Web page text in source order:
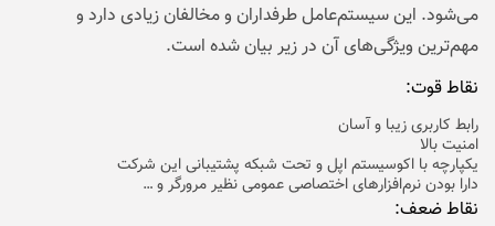
می‌شود. این سیستم‌عامل طرفداران و مخالفان زیادی دارد و
مهم‌ترین ویژگی‌های آن در زیر بیان شده است.
نقاط قوت:
رابط کاربری زیبا و آسان
امنیت بالا
یکپارچه با اکوسیستم اپل و تحت شبکه پشتیبانی این شرکت
دارا بودن نرم‌افزارهای اختصاصی عمومی نظیر مرورگر و …
نقاط ضعف: